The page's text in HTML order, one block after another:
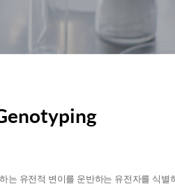
는 유전적 변이를 운반하는 유전자를 식별